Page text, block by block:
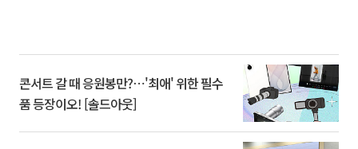
콘서트 갈 때 응원봉만?⋯'최애' 위한 필수
품 등장이오! [솔드아웃]